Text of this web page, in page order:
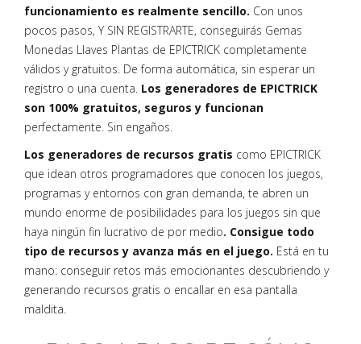
funcionamiento es realmente sencillo. Con unos
pocos pasos, Y SIN REGISTRARTE, conseguirás Gemas
Monedas Llaves Plantas de EPICTRICK completamente
válidos y gratuitos. De forma automática, sin esperar un
registro o una cuenta. Los generadores de EPICTRICK
son 100% gratuitos, seguros y funcionan
perfectamente. Sin engaños.
Los generadores de recursos gratis como EPICTRICK
que idean otros programadores que conocen los juegos,
programas y entornos con gran demanda, te abren un
mundo enorme de posibilidades para los juegos sin que
haya ningún fin lucrativo de por medio. Consigue todo
tipo de recursos y avanza más en el juego. Está en tu
mano: conseguir retos más emocionantes descubriendo y
generando recursos gratis o encallar en esa pantalla
maldita.